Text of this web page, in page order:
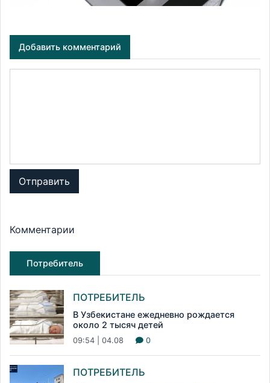
Добавить комментарий
Отправить
Комментарии
Потребитель
ПОТРЕБИТЕЛЬ
В Узбекистане ежедневно рождается
около 2 тысяч детей
09:54 | 04.08 0
ПОТРЕБИТЕЛЬ